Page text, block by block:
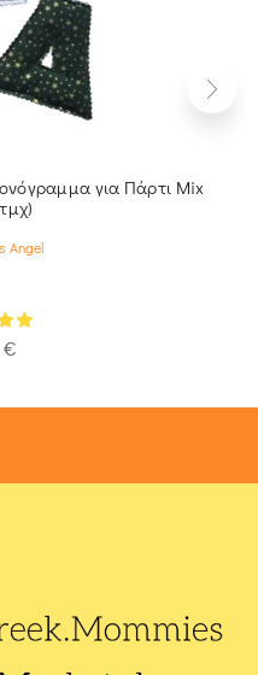
για Πάρτι Mix
Angel
€